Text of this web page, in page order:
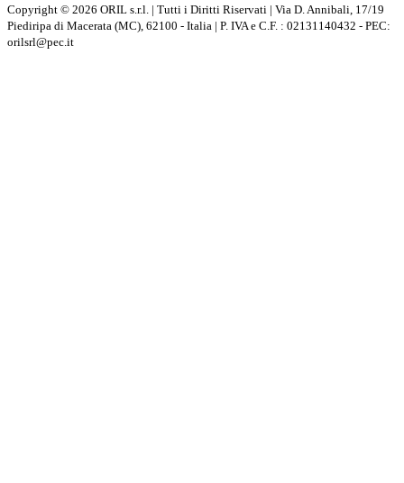
Copyright © 2026 ORIL s.r.l. | Tutti i Diritti Riservati | Via D. Annibali, 17/19
Piediripa di Macerata (MC), 62100 - Italia | P. IVA e C.F. : 02131140432 - PEC:
orilsrl@pec.it